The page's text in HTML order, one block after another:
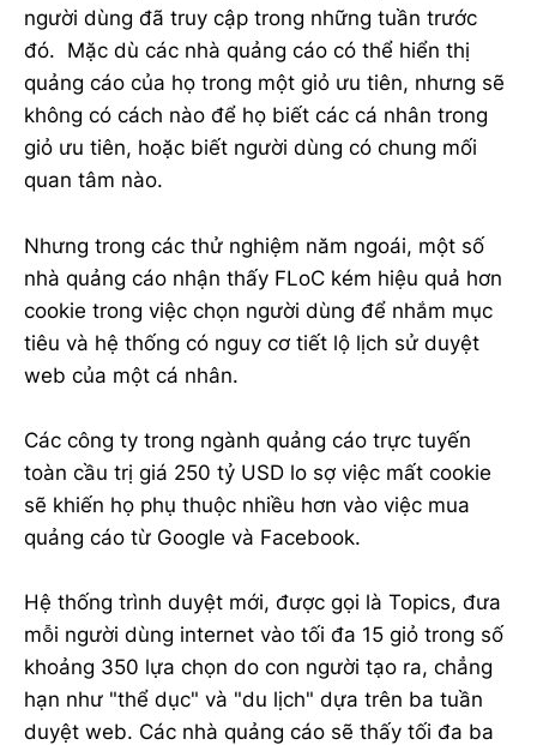
người dùng đã truy cập trong những tuần trước
đó. Mặc dù các nhà quảng cáo có thể hiển thị
quảng cáo của họ trong một giỏ ưu tiên, nhưng sẽ
không có cách nào để họ biết các cá nhân trong
giỏ ưu tiên, hoặc biết người dùng có chung mối
quan tâm nào.
Nhưng trong các thử nghiệm năm ngoái, một số
nhà quảng cáo nhận thấy FLoC kém hiệu quả hơn
cookie trong việc chọn người dùng để nhắm mục
tiêu và hệ thống có nguy cơ tiết lộ lịch sử duyệt
web của một cá nhân.
Các công ty trong ngành quảng cáo trực tuyến
toàn cầu trị giá 250 tỷ USD lo sợ việc mất cookie
sẽ khiến họ phụ thuộc nhiều hơn vào việc mua
quảng cáo từ Google và Facebook.
Hệ thống trình duyệt mới, được gọi là Topics, đưa
mỗi người dùng internet vào tối đa 15 giỏ trong số
khoảng 350 lựa chọn do con người tạo ra, chẳng
hạn như "thể dục" và "du lịch" dựa trên ba tuần
duyệt web. Các nhà quảng cáo sẽ thấy tối đa ba